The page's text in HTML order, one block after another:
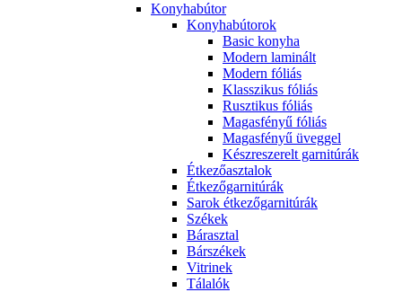
Konyhabútor
Konyhabútorok
Basic konyha
Modern laminált
Modern fóliás
Klasszikus fóliás
Rusztikus fóliás
Magasfényű fóliás
Magasfényű üveggel
Készreszerelt garnitúrák
Étkezőasztalok
Étkezőgarnitúrák
Sarok étkezőgarnitúrák
Székek
Bárasztal
Bárszékek
Vitrinek
Tálalók